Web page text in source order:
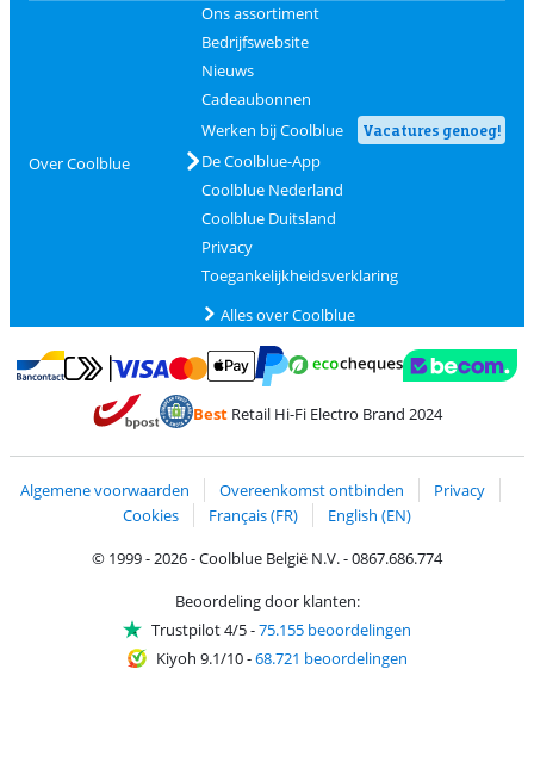
Over Coolblue
Ons assortiment
Bedrijfswebsite
Nieuws
Cadeaubonnen
Werken bij Coolblue
Vacatures genoeg!
De Coolblue-App
Coolblue Nederland
Coolblue Duitsland
Privacy
Toegankelijkheidsverklaring
Alles over Coolblue
Betalen met Bancontact
Betalen met MasterCard en Visa via ClickToPay
Betalen met PayPal
BestRetail Hi-Fi Electro Brand 2024
Algemene voorwaarden Overeenkomst ontbinden
Privacy
Cookies
Français (FR)
English (EN)
© 1999 - 2026 - Coolblue België N.V. - 0867.686.774
Beoordeling door klanten:
Trustpilot 4/5-75.155 beoordelingen
Kiyoh 9.1/10-68.721 beoordelingen